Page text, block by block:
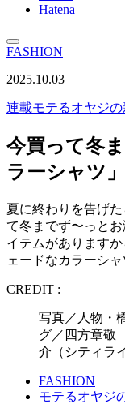
Hatena
FASHION
2025.10.03
連載モテるオヤジ
今買って冬
ラーシャツ」
夏に終わりを告げ
て冬までず〜っと
イテムがあります
ェードなカラーシャ
CREDIT :
写真／人物・
グ／四方章
介（シティラ
FASHION
モテるオヤジ